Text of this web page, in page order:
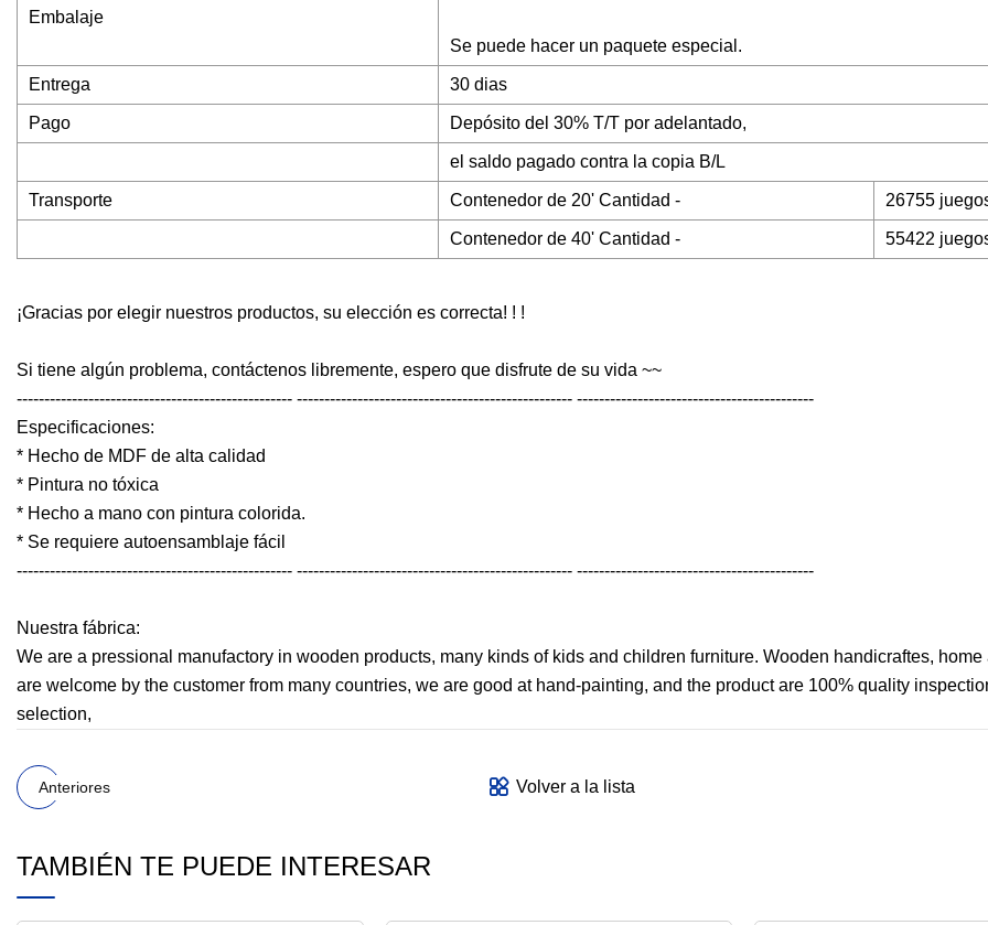
Embalaje
Se puede hacer un paquete especial.
Entrega 30 dias
Pago Depósito del 30% T/T por adelantado,
el saldo pagado contra la copia B/L
Transporte Contenedor de 20' Cantidad - 26755
Contenedor de 40' Cantidad - 55422
¡Gracias por elegir nuestros productos, su elección es correcta! ! !
Si tiene algún problema, contáctenos libremente, espero que disfrute de su vida ~~
-------------------------------------------------- -------------------------------------------------- -------------------------------------------
Especificaciones:
* Hecho de MDF de alta calidad
* Pintura no tóxica
* Hecho a mano con pintura colorida.
* Se requiere autoensamblaje fácil
-------------------------------------------------- -------------------------------------------------- -------------------------------------------
Nuestra fábrica:
We are a pressional manufactory in wooden products, many kinds of kids and children furniture. Wooden handicraftes,
are welcome by the customer from many countries, we are good at hand-painting, and the product are 100% quality
selection,
Anteriores Volver a la lista
TAMBIÉN TE PUEDE INTERESAR